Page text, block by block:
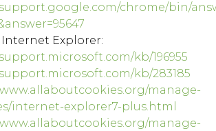
chrome/bin/
Explorer:
kb/196955
kb/283185
manage-
internet-explorer7-plus.html
manage-